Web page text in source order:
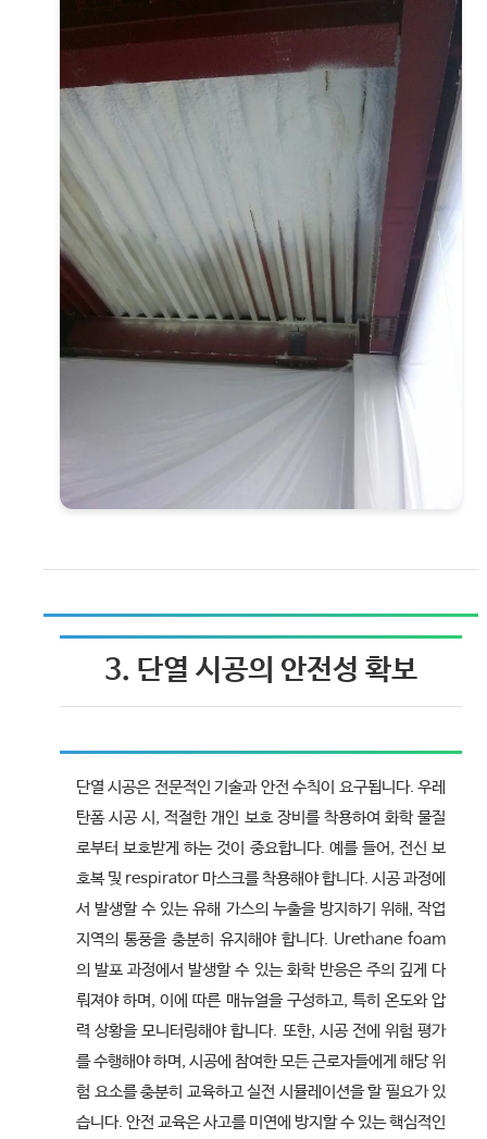
3. 단열 시공의 안전성 확보
단열 시공은 전문적인 기술과 안전 수칙이 요구됩니다. 우레
탄폼 시공 시, 적절한 개인 보호 장비를 착용하여 화학 물질
로부터 보호받게 하는 것이 중요합니다. 예를 들어, 전신 보
호복 및 respirator 마스크를 착용해야 합니다. 시공 과정에
서 발생할 수 있는 유해 가스의 누출을 방지하기 위해, 작업
지역의 통풍을 충분히 유지해야 합니다. Urethane foam
의 발포 과정에서 발생할 수 있는 화학 반응은 주의 깊게 다
뤄져야 하며, 이에 따른 매뉴얼을 구성하고, 특히 온도와 압
력 상황을 모니터링해야 합니다. 또한, 시공 전에 위험 평가
를 수행해야 하며, 시공에 참여한 모든 근로자들에게 해당 위
험 요소를 충분히 교육하고 실전 시뮬레이션을 할 필요가 있
습니다. 안전 교육은 사고를 미연에 방지할 수 있는 핵심적인